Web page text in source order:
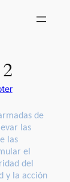
de
las
las
el
del
y la acción